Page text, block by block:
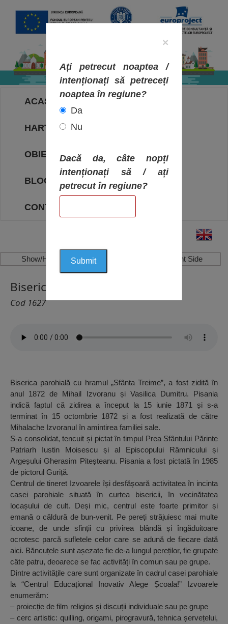
ACASA
HARTA OBIECTIVELOR
OBIECTIVE
BLOG
CONTACT
Show/Hide Left Side Show/Hide Right Side
Biserica Sfânta Treime, Izoarele
Cod 1627
Biserica parohială cu hramul „Sfânta Treime”, a fost zidită în
anul 1872 de Mihail Izvoranu și Vasilica Dumitru. Pisania
indică faptul că zidirea a început la 15 iunie 1871 și s-a
terminat în 15 octombrie 1872 și a fost realizată de către
Mihalache Izvoranul în amintirea familiei sale.
S-a consolidat, tencuit și pictat în timpul Prea Sfântului Părinte
Patriarh Iustin Moisescu și al Episcopului Râmnicului și
Argeșului Gherasim Piteșteanu. Pisania a fost pictată în 1985
de pictorul Guriță.
Centrul de tineret Izvoarele își desfășoară activitatea în incinta
casei parohiale situată în curtea bisericii, în vecinătatea
locașului de cult. Deși mic, centrul este foarte primitor și
emană o căldură de bun-venit. Pe pereți străjuiesc mai multe
icoane, de unde sfinții cu privirea blândă și îngăduitoare
ocrotesc parcă sufletele celor care se adună de fiecare dată
aici. Băncuțele sunt așezate fie de-a lungul pereților, fie grupate
câte patru, deoarece se fac activități în comun sau pe grupe.
Dintre activitățile care sunt organizate în cadrul casei parohiale
la “Centrul Educațional Inovativ Alege Școala!” Izvoarele
enumerăm:
– proiecție de film religios și discuții individuale sau pe grupe
– cerc artistic: quilling, origami, pirogravură, tehnica șervețelui,
×
Ați petrecut noaptea /
intenționați să petreceți
noaptea în regiune?
Da
Nu
Dacă da, câte nopți
intenționați să / ați
petrecut în regiune?